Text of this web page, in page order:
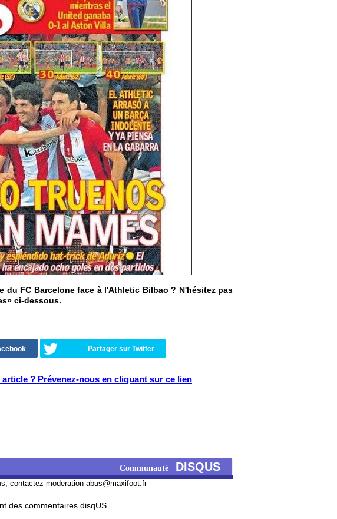
du FC Barcelone face à l'Athletic Bilbao ? N'hésitez pas
ci-dessous.
Partager sur Twitter
? Prévenez-nous en cliquant sur ce lien
Communauté DISQUS
contactez moderation-abus@maxifoot.fr
des commentaires disqUS ...